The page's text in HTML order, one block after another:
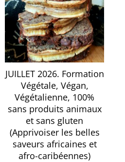
JUILLET 2026. Formation
Végétale, Végan,
Végétalienne, 100%
sans produits animaux
et sans gluten
(Apprivoiser les belles
saveurs africaines et
afro-caribéennes)